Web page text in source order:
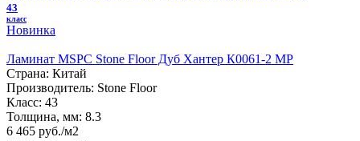
43
класс
Новинка
Ламинат MSPC Stone Floor Дуб Хантер К0061-2 MP
Страна: Китай
Производитель: Stone Floor
Класс: 43
Толщина, мм: 8.3
6 465 руб./м2